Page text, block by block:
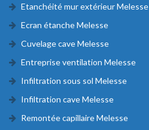
Etanchéité mur extérieur Melesse
Ecran étanche Melesse
Cuvelage cave Melesse
Entreprise ventilation Melesse
Infiltration sous sol Melesse
Infiltration cave Melesse
Remontée capillaire Melesse